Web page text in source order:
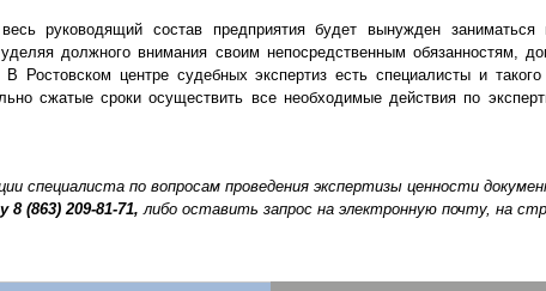
руководящий состав предприятия будет вынужден заниматься
должного внимания своим непосредственным обязанностям,
Ростовском центре судебных экспертиз есть специалисты и
сжатые сроки осуществить все необходимые действия по
специалиста по вопросам проведения экспертизы ценности
8 (863) 209-81-71, либо оставить запрос на электронную почту, на